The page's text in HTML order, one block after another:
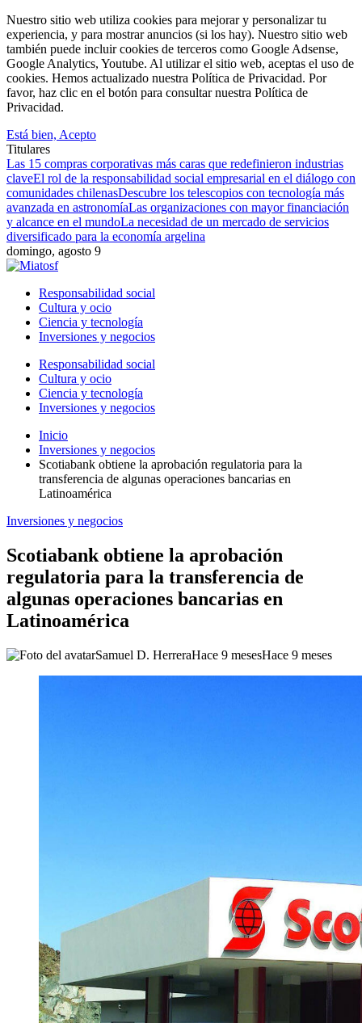
Nuestro sitio web utiliza cookies para mejorar y personalizar tu
experiencia, y para mostrar anuncios (si los hay). Nuestro sitio web
también puede incluir cookies de terceros como Google Adsense,
Google Analytics, Youtube. Al utilizar el sitio web, aceptas el uso de
cookies. Hemos actualizado nuestra Política de Privacidad. Por
favor, haz clic en el botón para consultar nuestra Política de
Privacidad.
Está bien, Acepto
Titulares
Las 15 compras corporativas más caras que redefinieron industrias
claveEl rol de la responsabilidad social empresarial en el diálogo con
comunidades chilenasDescubre los telescopios con tecnología más
avanzada en astronomíaLas organizaciones con mayor financiación
y alcance en el mundoLa necesidad de un mercado de servicios
diversificado para la economía argelina
domingo, agosto 9
Responsabilidad social
Cultura y ocio
Ciencia y tecnología
Inversiones y negocios
Responsabilidad social
Cultura y ocio
Ciencia y tecnología
Inversiones y negocios
Inicio
Inversiones y negocios
Scotiabank obtiene la aprobación regulatoria para la
transferencia de algunas operaciones bancarias en
Latinoamérica
Inversiones y negocios
Scotiabank obtiene la aprobación
regulatoria para la transferencia de
algunas operaciones bancarias en
Latinoamérica
Samuel D. HerreraHace 9 mesesHace 9 meses